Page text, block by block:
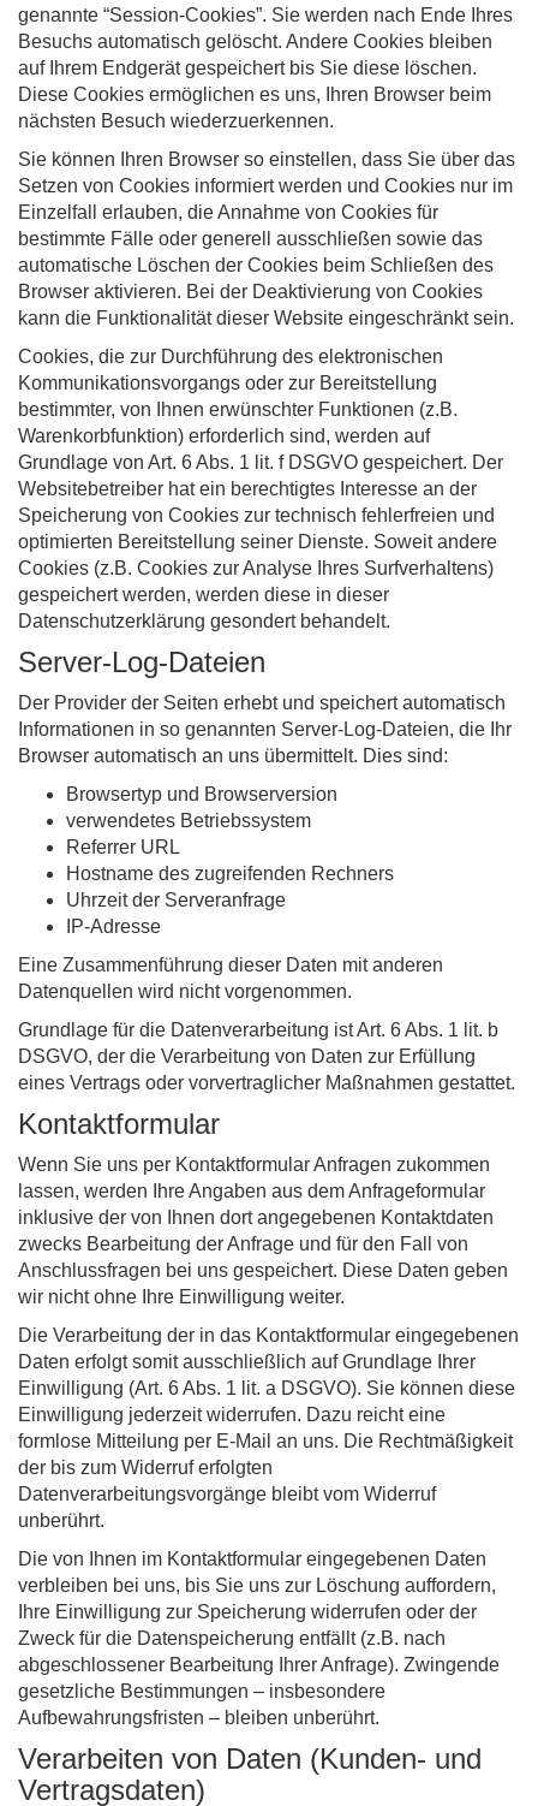
genannte “Session-Cookies”. Sie werden nach Ende Ihres
Besuchs automatisch gelöscht. Andere Cookies bleiben
auf Ihrem Endgerät gespeichert bis Sie diese löschen.
Diese Cookies ermöglichen es uns, Ihren Browser beim
nächsten Besuch wiederzuerkennen.
Sie können Ihren Browser so einstellen, dass Sie über das
Setzen von Cookies informiert werden und Cookies nur im
Einzelfall erlauben, die Annahme von Cookies für
bestimmte Fälle oder generell ausschließen sowie das
automatische Löschen der Cookies beim Schließen des
Browser aktivieren. Bei der Deaktivierung von Cookies
kann die Funktionalität dieser Website eingeschränkt sein.
Cookies, die zur Durchführung des elektronischen
Kommunikationsvorgangs oder zur Bereitstellung
bestimmter, von Ihnen erwünschter Funktionen (z.B.
Warenkorbfunktion) erforderlich sind, werden auf
Grundlage von Art. 6 Abs. 1 lit. f DSGVO gespeichert. Der
Websitebetreiber hat ein berechtigtes Interesse an der
Speicherung von Cookies zur technisch fehlerfreien und
optimierten Bereitstellung seiner Dienste. Soweit andere
Cookies (z.B. Cookies zur Analyse Ihres Surfverhaltens)
gespeichert werden, werden diese in dieser
Datenschutzerklärung gesondert behandelt.
Server-Log-Dateien
Der Provider der Seiten erhebt und speichert automatisch
Informationen in so genannten Server-Log-Dateien, die Ihr
Browser automatisch an uns übermittelt. Dies sind:
Browsertyp und Browserversion
verwendetes Betriebssystem
Referrer URL
Hostname des zugreifenden Rechners
Uhrzeit der Serveranfrage
IP-Adresse
Eine Zusammenführung dieser Daten mit anderen
Datenquellen wird nicht vorgenommen.
Grundlage für die Datenverarbeitung ist Art. 6 Abs. 1 lit. b
DSGVO, der die Verarbeitung von Daten zur Erfüllung
eines Vertrags oder vorvertraglicher Maßnahmen gestattet.
Kontaktformular
Wenn Sie uns per Kontaktformular Anfragen zukommen
lassen, werden Ihre Angaben aus dem Anfrageformular
inklusive der von Ihnen dort angegebenen Kontaktdaten
zwecks Bearbeitung der Anfrage und für den Fall von
Anschlussfragen bei uns gespeichert. Diese Daten geben
wir nicht ohne Ihre Einwilligung weiter.
Die Verarbeitung der in das Kontaktformular eingegebenen
Daten erfolgt somit ausschließlich auf Grundlage Ihrer
Einwilligung (Art. 6 Abs. 1 lit. a DSGVO). Sie können diese
Einwilligung jederzeit widerrufen. Dazu reicht eine
formlose Mitteilung per E-Mail an uns. Die Rechtmäßigkeit
der bis zum Widerruf erfolgten
Datenverarbeitungsvorgänge bleibt vom Widerruf
unberührt.
Die von Ihnen im Kontaktformular eingegebenen Daten
verbleiben bei uns, bis Sie uns zur Löschung auffordern,
Ihre Einwilligung zur Speicherung widerrufen oder der
Zweck für die Datenspeicherung entfällt (z.B. nach
abgeschlossener Bearbeitung Ihrer Anfrage). Zwingende
gesetzliche Bestimmungen – insbesondere
Aufbewahrungsfristen – bleiben unberührt.
Verarbeiten von Daten (Kunden- und
Vertragsdaten)